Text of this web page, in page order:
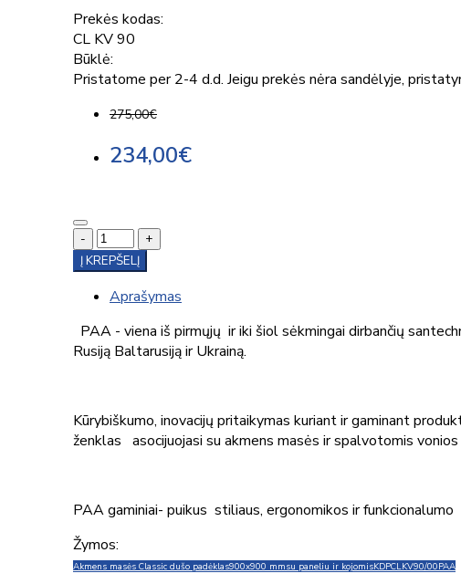
Prekės kodas:
CL KV 90
Būklė:
Pristatome per 2-4 d.d. Jeigu prekės nėra sandėlyje,
275,00€
234,00€
-
+
Į KREPŠELĮ
Aprašymas
PAA - viena iš pirmųjų ir iki šiol sėkmingai dirbančių
Rusiją Baltarusiją ir Ukrainą.
Kūrybiškumo, inovacijų pritaikymas kuriant ir gaminant
ženklas asocijuojasi su akmens masės ir spalvotomis
PAA gaminiai- puikus stiliaus, ergonomikos ir funkcionalumo
Žymos:
Akmens masės Classic dušo padėklas900x900 mmsu paneliu ir kojomisKDPCLKV90/00PAA